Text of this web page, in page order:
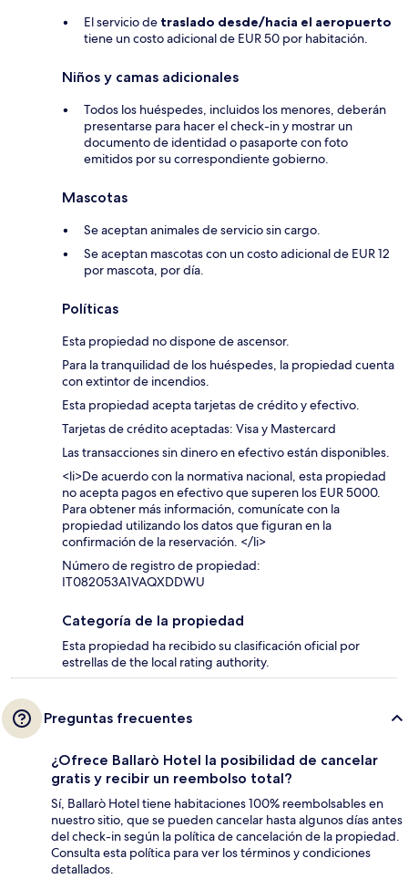
El servicio de traslado desde/hacia el aeropuerto
tiene un costo adicional de EUR 50 por habitación.
Niños y camas adicionales
Todos los huéspedes, incluidos los menores, deberán
presentarse para hacer el check-in y mostrar un
documento de identidad o pasaporte con foto
emitidos por su correspondiente gobierno.
Mascotas
Se aceptan animales de servicio sin cargo.
Se aceptan mascotas con un costo adicional de EUR 12
por mascota, por día.
Políticas
Esta propiedad no dispone de ascensor.
Para la tranquilidad de los huéspedes, la propiedad cuenta
con extintor de incendios.
Esta propiedad acepta tarjetas de crédito y efectivo.
Tarjetas de crédito aceptadas: Visa y Mastercard
Las transacciones sin dinero en efectivo están disponibles.
<li>De acuerdo con la normativa nacional, esta propiedad
no acepta pagos en efectivo que superen los EUR 5000.
Para obtener más información, comunícate con la
propiedad utilizando los datos que figuran en la
confirmación de la reservación. </li>
Número de registro de propiedad:
IT082053A1VAQXDDWU
Categoría de la propiedad
Esta propiedad ha recibido su clasificación oficial por
estrellas de the local rating authority.
Preguntas frecuentes
¿Ofrece Ballarò Hotel la posibilidad de cancelar
gratis y recibir un reembolso total?
Sí, Ballarò Hotel tiene habitaciones 100% reembolsables en
nuestro sitio, que se pueden cancelar hasta algunos días antes
del check-in según la política de cancelación de la propiedad.
Consulta esta política para ver los términos y condiciones
detallados.